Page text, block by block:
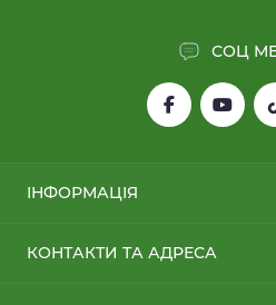
СОЦ
ІНФОРМАЦІЯ
Про нас
КОНТАКТИ ТА АДРЕСА